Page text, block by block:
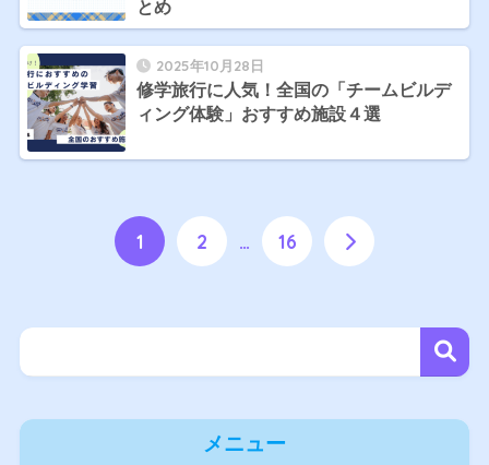
とめ
2025年10月28日
修学旅行に人気！全国の「チームビルデ
ィング体験」おすすめ施設４選
1 2 … 16
メニュー